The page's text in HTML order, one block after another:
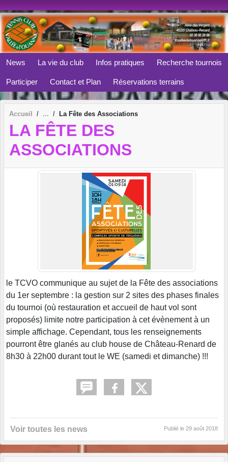
News La vie du club Infos pratiques Recherche tournois
Participer Contact et Plan Réservations terrains
Accueil La Fête des Associations
LA FÊTE DES
ASSOCIATIONS
le TCVO communique au sujet de la Fête des associations
du 1er septembre : la gestion sur 2 sites des phases finales
du tournoi (où restauration et accueil de haut vol sont
proposés) limite notre participation à cet évènement à un
simple affichage. Cependant, tous les renseignements
pourront être glanés au club house de Château-Renard de
8h30 à 22h00 durant tout le WE (samedi et dimanche) !!!
Voir toutes les news Publié le 29 août 2018